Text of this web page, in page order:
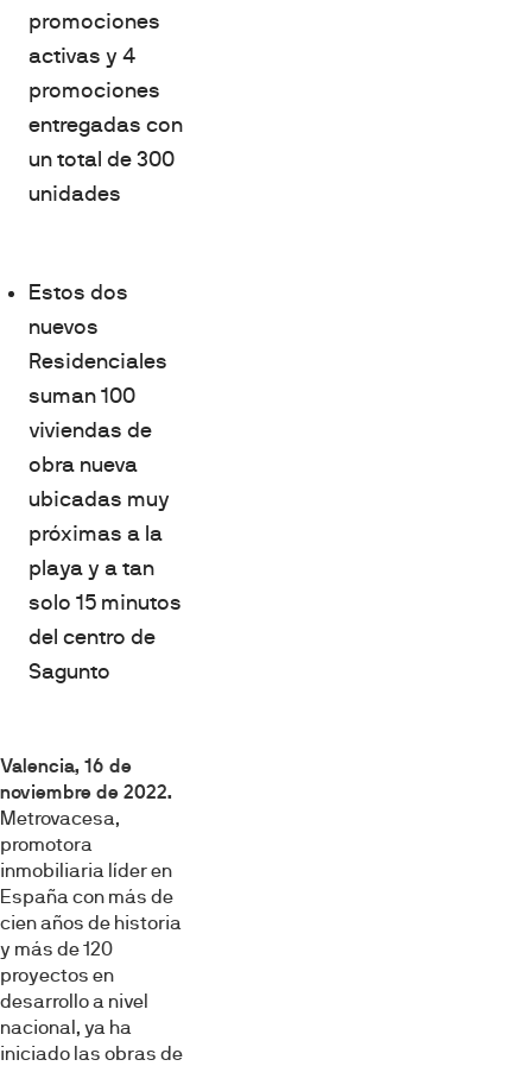
promociones
activas y 4
promociones
entregadas con
un total de 300
unidades
Estos dos
nuevos
Residenciales
suman 100
viviendas de
obra nueva
ubicadas muy
próximas a la
playa y a tan
solo 15 minutos
del centro de
Sagunto
Valencia, 16 de
noviembre de 2022.
Metrovacesa,
promotora
inmobiliaria líder en
España con más de
cien años de historia
y más de 120
proyectos en
desarrollo a nivel
nacional, ya ha
iniciado las obras de